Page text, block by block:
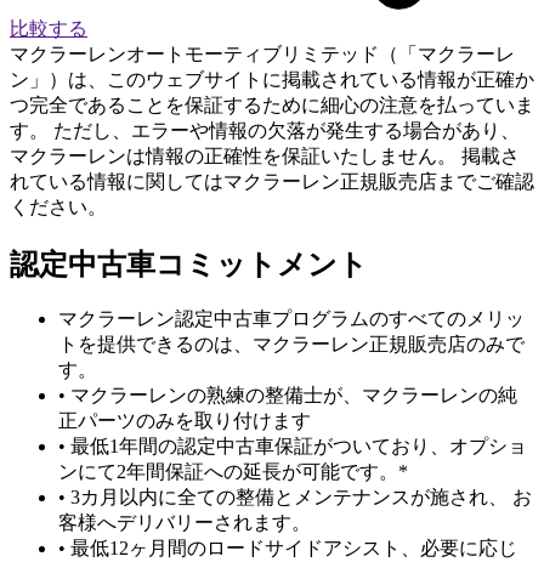
比較する
マクラーレンオートモーティブリミテッド（「マクラーレ
ン」）は、このウェブサイトに掲載されている情報が正確か
つ完全であることを保証するために細心の注意を払っていま
す。 ただし、エラーや情報の欠落が発生する場合があり、
マクラーレンは情報の正確性を保証いたしません。 掲載さ
れている情報に関してはマクラーレン正規販売店までご確認
ください。
認定中古車コミットメント
マクラーレン認定中古車プログラムのすべてのメリッ
トを提供できるのは、マクラーレン正規販売店のみで
す。
• マクラーレンの熟練の整備士が、マクラーレンの純
正パーツのみを取り付けます
• 最低1年間の認定中古車保証がついており、オプショ
ンにて2年間保証への延長が可能です。*
• 3カ月以内に全ての整備とメンテナンスが施され、 お
客様へデリバリーされます。
• 最低12ヶ月間のロードサイドアシスト、必要に応じ